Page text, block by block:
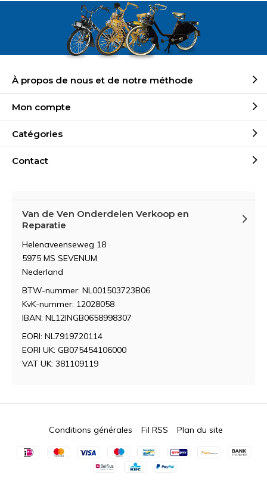
À propos de nous et de notre méthode
Mon compte
Catégories
Contact
Van de Ven Onderdelen Verkoop en
Reparatie
Helenaveenseweg 18
5975 MS SEVENUM
Nederland
BTW-nummer: NL001503723B06
KvK-nummer: 12028058
IBAN: NL12INGB0658998307
EORI: NL7919720114
EORI UK: GB075454106000
VAT UK: 381109119
Conditions générales Fil RSS Plan du site